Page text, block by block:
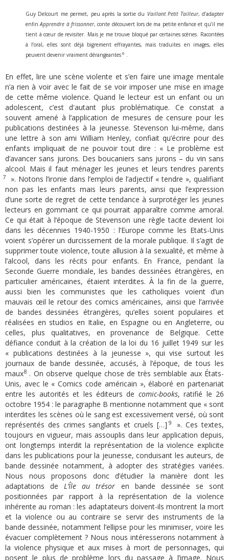
Guy Delcourt me permet, peu après la sortie du Vaillant Petit Tailleur, d’adapter
enfinApprendre à frissonner, conte découvert lors de ma petite enfance et qu’il me
tient à cœur de revisiter. Mais je me trouve bloqué par certaines scènes. Racontées
à l’oral, elles sont déjà bigrement effrayantes, mais traduites en images, elles
peuvent devenir vraiment dérangeantes6 .
En effet, lire une scène violente et s’en faire une image mentale
n’a rien à voir avec le fait de se voir imposer une mise en image
de cette même violence. Quand le lecteur est un enfant ou un
adolescent, c’est d'autant plus problématique. Ce constat a
souvent amené à l’application de mesures de censure pour les
publications destinées à la jeunesse. Stevenson lui-même, dans
une lettre à son ami William Henley, confiait qu’écrire pour des
enfants impliquait de ne pouvoir tout dire : « Le problème est
d’avancer sans jurons. Des boucaniers sans jurons – du vin sans
alcool. Mais il faut ménager les jeunes et leurs tendres parents
7
». Notons l’ironie dans l’emploi de l’adjectif « tendre », qualifiant
non pas les enfants mais leurs parents, ainsi que l’expression
d’une sorte de regret de cette tendance à surprotéger les jeunes
lecteurs en gommant ce qui pourrait apparaître comme amoral.
Ce qui était à l’époque de Stevenson une règle tacite devient loi
dans les décennies 1940-1950 : l’Europe comme les Etats-Unis
voient s’opérer un durcissement de la morale publique. Il s’agit de
supprimer toute violence, toute allusion à la sexualité, et même à
l’alcool, dans les récits pour enfants. En France, pendant la
Seconde Guerre mondiale, les bandes dessinées étrangères, en
particulier américaines, étaient interdites. À la fin de la guerre,
aussi bien les communistes que les catholiques voient d’un
mauvais œil le retour des comics américaines, ainsi que l’arrivée
de bandes dessinées étrangères, qu’elles soient populaires et
réalisées en studios en Italie, en Espagne ou en Angleterre, ou
celles, plus qualitatives, en provenance de Belgique. Cette
défiance conduit à la création de la loi du 16 juillet 1949 sur les
« publications destinées à la jeunesse », qui vise surtout les
journaux de bande dessinée, accusés, à l’époque, de tous les
maux8 . On observe quelque chose de très semblable aux États-
Unis, avec le « Comics code américain », élaboré en partenariat
entre les autorités et les éditeurs de comic-books, ratifié le 26
octobre 1954 : le paragraphe B mentionne notamment que « sont
interdites les scènes où le sang est excessivement versé, où sont
représentés des crimes sanglants et cruels […]9
». Ces textes,
toujours en vigueur, mais assouplis dans leur application depuis,
ont longtemps interdit la représentation de la violence explicite
dans les publications pour la jeunesse, conduisant les auteurs, de
bande dessinée notamment, à adopter des stratégies variées.
Nous nous proposons donc d’étudier la manière dont les
adaptations deL’Île au trésor en bande dessinée se sont
positionnées par rapport à la représentation de la violence
inhérente au roman : les adaptateurs doivent-ils montrent la mort
et la violence ou au contraire se servir des instruments de la
bande dessinée, notamment l’ellipse pour les minimiser, voire les
évacuer complètement ? Nous nous intéresserons notamment à
la violence physique et aux mises à mort de personnages, qui
posent le plus de problème lors du passage à l’image. Nous